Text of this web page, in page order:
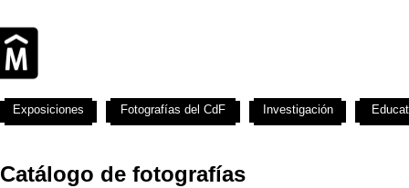
Catálogo de fotografías
Exposiciones Fotografías del CdF Investigación